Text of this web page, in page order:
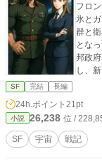
フロ
氷と
群と
となっていた。 だが、繁
邦政
し、
ンソ
高ま
た強
発展する。 これは、“太陽系最後の辺
SF 完結 長編
24h.ポイント 21pt
小説 26,238 位 /
SF 宇宙 戦記